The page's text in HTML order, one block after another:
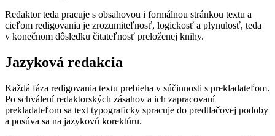
Redaktor teda pracuje s obsahovou i formálnou stránkou textu a
cieľom redigovania je zrozumiteľnosť, logickosť a plynulosť, teda
v konečnom dôsledku čitateľnosť preloženej knihy.
Jazyková redakcia
Každá fáza redigovania textu prebieha v súčinnosti s prekladateľom.
Po schválení redaktorských zásahov a ich zapracovaní
prekladateľom sa text typograficky spracuje do predtlačovej podoby
a posúva sa na jazykovú korektúru.